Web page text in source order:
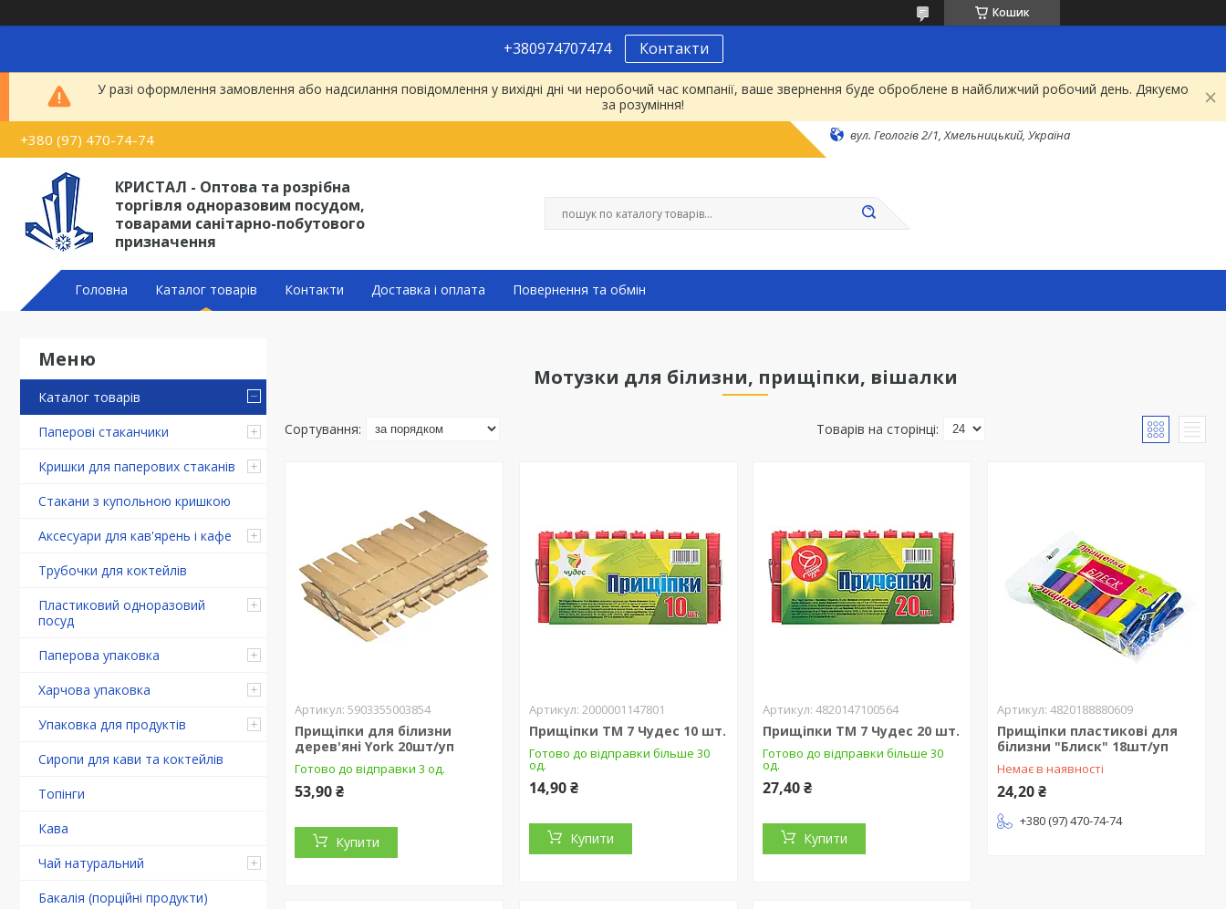
Кошик
+380974707474 Контакти
У разі оформлення замовлення або надсилання повідомлення у вихідні дні чи неробочий час компанії, ваше звернення буде оброблене в найближчий робочий день. Дякуємо
за розуміння!
+380 (97) 470-74-74 вул. Геологів 2/1, Хмельницький, Україна
КРИСТАЛ - Оптова та розрібна
торгівля одноразовим посудом,
товарами санітарно-побутового
призначення
Головна Каталог товарів Контакти Доставка і оплата Повернення та обмін
Каталог товарів
Паперові стаканчики
Кришки для паперових стаканів
Стакани з купольною кришкою
Аксесуари для кав'ярень і кафе
Трубочки для коктейлів
Пластиковий одноразовий
посуд
Паперова упаковка
Харчова упаковка
Упаковка для продуктів
Сиропи для кави та коктейлів
Топінги
Кава
Чай натуральний
Бакалія (порційні продукти)
Мотузки для білизни, прищіпки, вішалки
5903355003854
Прищіпки для білизни
дерев'яні York 20шт/уп
Готово до відправки 3 од.
53,90 ₴
Купити
2000001147801
Прищіпки ТМ 7 Чудес 10 шт.
Готово до відправки більше 30
од.
14,90 ₴
Купити
4820147100564
Прищіпки ТМ 7 Чудес 20 шт.
Готово до відправки більше 30
од.
27,40 ₴
Купити
4820188880609
Прищіпки пластикові для
білизни "Блиск" 18шт/уп
Немає в наявності
24,20 ₴
+380 (97) 470-74-74